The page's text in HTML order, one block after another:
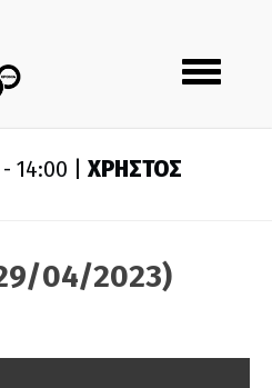
Toggle
navigation
14:00 | ΧΡΗΣΤΟΣ
04/2023)